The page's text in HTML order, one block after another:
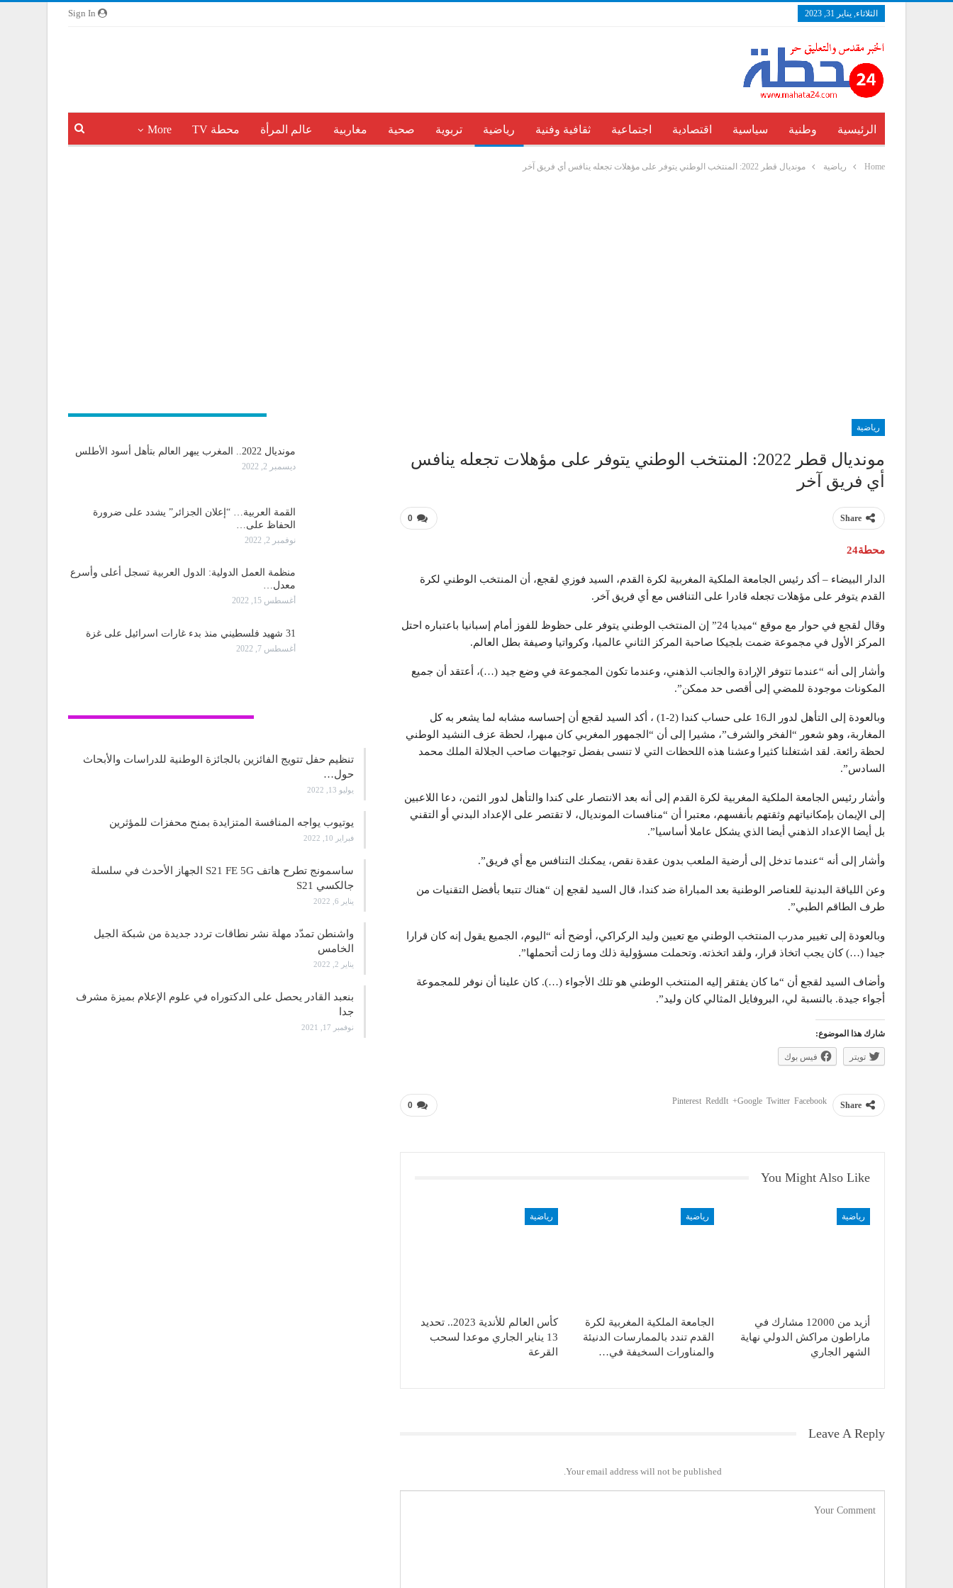
الثلاثاء, يناير 31, 2023
الرئيسية وطنية سياسية اقتصادية اجتماعية ثقافية وفنية رياضية تربوية صحية مغاربية عالم المرأة محطة TV More
Home رياضية مونديال قطر 2022: المنتخب الوطني يتوفر على مؤهلات تجعله ينافس أي فريق آخر
رياضية
مونديال قطر 2022: المنتخب الوطني يتوفر على مؤهلات تجعله ينافس
أي فريق آخر
0 Share
محطة24
الدار البيضاء – أكد رئيس الجامعة الملكية المغربية لكرة القدم، السيد فوزي لقجع، أن المنتخب الوطني لكرة
القدم يتوفر على مؤهلات تجعله قادرا على التنافس مع أي فريق آخر.
وقال لقجع في حوار مع موقع “ميديا 24” إن المنتخب الوطني يتوفر على حظوظ للفوز أمام إسبانيا باعتباره احتل
المركز الأول في مجموعة ضمت بلجيكا صاحبة المركز الثاني عالميا، وكرواتيا وصيفة بطل العالم.
وأشار إلى أنه “عندما تتوفر الإرادة والجانب الذهني، وعندما تكون المجموعة في وضع جيد (…)، أعتقد أن جميع
المكونات موجودة للمضي إلى أقصى حد ممكن”.
وبالعودة إلى التأهل لدور الـ16 على حساب كندا (2-1) ، أكد السيد لقجع أن إحساسه مشابه لما يشعر به كل
المغاربة، وهو شعور “الفخر والشرف”، مشيرا إلى أن “الجمهور المغربي كان مبهرا، لحظة عزف النشيد الوطني
لحظة رائعة. لقد اشتغلنا كثيرا وعشنا هذه اللحظات التي لا تنسى بفضل توجيهات صاحب الجلالة الملك محمد
السادس”.
وأشار رئيس الجامعة الملكية المغربية لكرة القدم إلى أنه بعد الانتصار على كندا والتأهل لدور الثمن، دعا اللاعبين
إلى الإيمان بإمكانياتهم وثقتهم بأنفسهم، معتبرا أن “منافسات المونديال، لا تقتصر على الإعداد البدني أو التقني
بل أيضا الإعداد الذهني أيضا الذي يشكل عاملا أساسيا”.
وأشار إلى أنه “عندما تدخل إلى أرضية الملعب بدون عقدة نقص، يمكنك التنافس مع أي فريق”.
وعن اللياقة البدنية للعناصر الوطنية بعد المباراة ضد كندا، قال السيد لقجع إن “هناك تتبعا بأفضل التقنيات من
طرف الطاقم الطبي”.
وبالعودة إلى تغيير مدرب المنتخب الوطني مع تعيين وليد الركراكي، أوضح أنه “اليوم، الجميع يقول إنه كان قرارا
جيدا (…) كان يجب اتخاذ قرار، ولقد اتخذته. وتحملت مسؤولية ذلك وما زلت أتحملها”.
وأضاف السيد لقجع أن “ما كان يفتقر إليه المنتخب الوطني هو تلك الأجواء (…). كان علينا أن نوفر للمجموعة
أجواء جيدة. بالنسبة لي، البروفايل المثالي كان وليد”.
شارك هذا الموضوع:
تويتر فيس بوك
0 Share
Facebook
Twitter
Google+
ReddIt
Pinterest
You Might Also Like
رياضية
أزيد من 12000 مشارك في
ماراطون مراكش الدولي نهاية
الشهر الجاري
رياضية
الجامعة الملكية المغربية لكرة
القدم تندد بالممارسات الدنيئة
والمناورات السخيفة في…
رياضية
كأس العالم للأندية 2023.. تحديد
13 يناير الجاري موعدا لسحب
القرعة
Leave A Reply
Your email address will not be published.
مونديال 2022.. المغرب يبهر العالم بتأهل أسود الأطلس
ديسمبر 2, 2022
القمة العربية… “إعلان الجزائر” يشدد على ضرورة
الحفاظ على…
نوفمبر 2, 2022
منظمة العمل الدولية: الدول العربية تسجل أعلى وأسرع
معدل…
أغسطس 15, 2022
31 شهيد فلسطيني منذ بدء غارات اسرائيل على غزة
أغسطس 7, 2022
تنظيم حفل تتويج الفائزين بالجائزة الوطنية للدراسات والأبحاث
حول…
يوليو 13, 2022
يوتيوب يواجه المنافسة المتزايدة بمنح محفزات للمؤثرين
فبراير 10, 2022
ساسمونج تطرح هاتف S21 FE 5G الجهاز الأحدث في سلسلة
جالكسي S21
يناير 6, 2022
واشنطن تمدّد مهلة نشر نطاقات تردد جديدة من شبكة الجيل
الخامس
يناير 2, 2022
بنعبد القادر يحصل على الدكتوراه في علوم الإعلام بميزة مشرف
جدا
نوفمبر 17, 2021